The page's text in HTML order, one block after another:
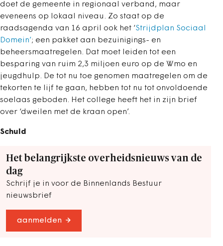
doet de gemeente in regionaal verband, maar
eveneens op lokaal niveau. Zo staat op de
raadsagenda van 16 april ook het ‘Strijdplan Sociaal
Domein’; een pakket aan bezuinigings- en
beheersmaatregelen. Dat moet leiden tot een
besparing van ruim 2,3 miljoen euro op de Wmo en
jeugdhulp. De tot nu toe genomen maatregelen om de
tekorten te lijf te gaan, hebben tot nu tot onvoldoende
soelaas geboden. Het college heeft het in zijn brief
over ‘dweilen met de kraan open’.
Schuld
Het belangrijkste overheidsnieuws van de
dag
Schrijf je in voor de Binnenlands Bestuur
nieuwsbrief
aanmelden